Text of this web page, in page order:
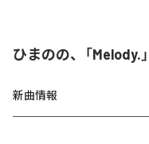
ひまのの、「Melody.
新曲情報